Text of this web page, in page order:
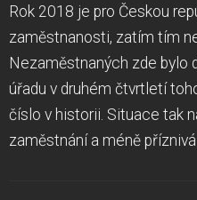
Rok 2018 je pro Českou
zaměstnanosti, zatím tím
Nezaměstnaných zde bylo
úřadu v druhém čtvrtletí
číslo v historii. Situace tak
zaměstnání a méně příznivá